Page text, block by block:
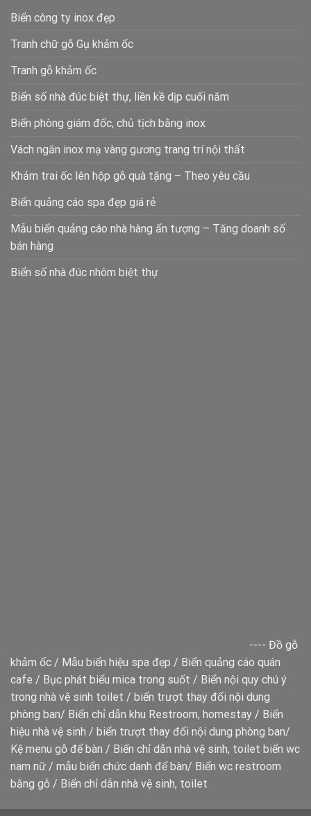
Biển công ty inox đẹp
Tranh chữ gỗ Gụ khảm ốc
Tranh gỗ khảm ốc
Biển số nhà đúc biệt thự, liền kề dịp cuối năm
Biển phòng giám đốc, chủ tịch bằng inox
Vách ngăn inox mạ vàng gương trang trí nội thất
Khảm trai ốc lên hộp gỗ quà tặng – Theo yêu cầu
Biển quảng cáo spa đẹp giá rẻ
Mẫu biển quảng cáo nhà hàng ấn tượng – Tăng doanh số
bán hàng
Biển số nhà đúc nhôm biệt thự
---- Đồ gỗ
khảm ốc / Mẫu biển hiệu spa đẹp / Biển quảng cáo quán
cafe / Bục phát biểu mica trong suốt / Biển nội quy chú ý
trong nhà vệ sinh toilet / biển trượt thay đổi nội dung
phòng ban/ Biển chỉ dẫn khu Restroom, homestay / Biển
hiệu nhà vệ sinh / biển trượt thay đổi nội dung phòng ban/
Kệ menu gỗ để bàn / Biển chỉ dẫn nhà vệ sinh, toilet biển wc
nam nữ / mẫu biển chức danh để bàn/ Biển wc restroom
bằng gỗ / Biển chỉ dẫn nhà vệ sinh, toilet